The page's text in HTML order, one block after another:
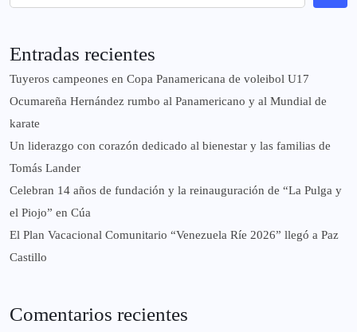
Entradas recientes
Tuyeros campeones en Copa Panamericana de voleibol U17
Ocumareña Hernández rumbo al Panamericano y al Mundial de
karate
Un liderazgo con corazón dedicado al bienestar y las familias de
Tomás Lander
Celebran 14 años de fundación y la reinauguración de “La Pulga y
el Piojo” en Cúa
El Plan Vacacional Comunitario “Venezuela Ríe 2026” llegó a Paz
Castillo​
Comentarios recientes